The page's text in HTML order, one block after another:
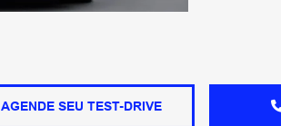
AGENDE SEU TEST-DRIVE